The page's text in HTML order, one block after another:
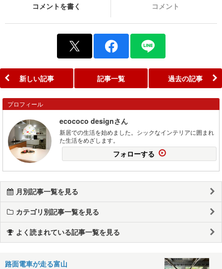
コメントを書く コメント
新しい記事 記事一覧 過去の記事
プロフィール
ecococo designさん
新居での生活を始めました。シックなインテリアに囲まれ
た生活をめざします。
フォローする
月別記事一覧を見る
カテゴリ別記事一覧を見る
よく読まれている記事一覧を見る
路面電車が走る富山